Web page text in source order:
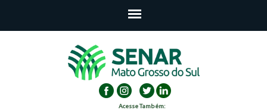
Acesse Também: